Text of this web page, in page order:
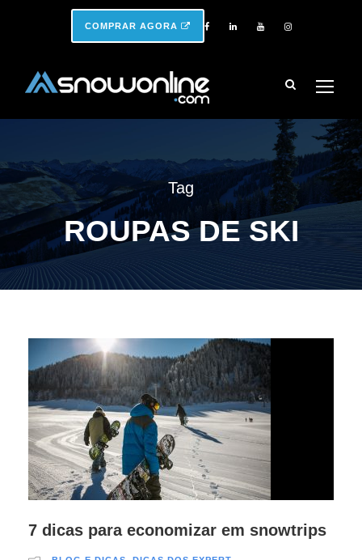
COMPRAR AGORA
Tag
ROUPAS DE SKI
7 dicas para economizar em snowtrips